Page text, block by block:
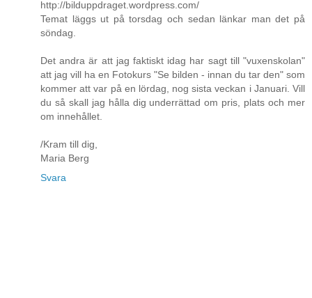
http://bilduppdraget.wordpress.com/
Temat läggs ut på torsdag och sedan länkar man det på
söndag.
Det andra är att jag faktiskt idag har sagt till "vuxenskolan"
att jag vill ha en Fotokurs "Se bilden - innan du tar den" som
kommer att var på en lördag, nog sista veckan i Januari. Vill
du så skall jag hålla dig underrättad om pris, plats och mer
om innehållet.
/Kram till dig,
Maria Berg
Svara